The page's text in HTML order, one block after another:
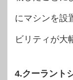
にマシンを設
ビリティが大
4.クーラント